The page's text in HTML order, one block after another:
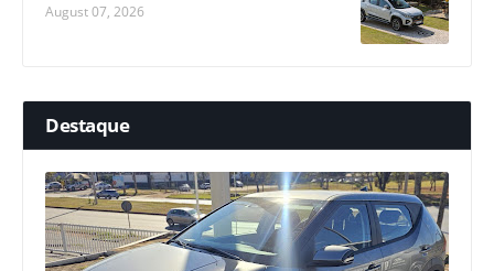
August 07, 2026
Destaque